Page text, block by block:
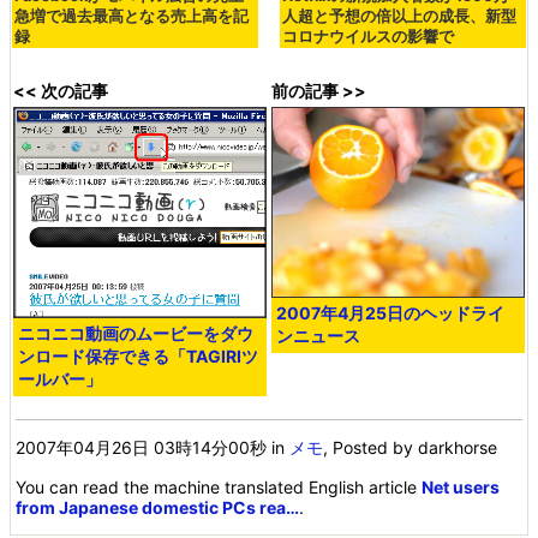
急増で過去最高となる売上高を記
録
人超と予想の倍以上の成長、新型
コロナウイルスの影響で
<< 次の記事
ニコニコ動画のムービーをダウ
ンロード保存できる「TAGIRIツ
ールバー」
前の記事 >>
2007年4月25日のヘッドライ
ンニュース
2007年04月26日 03時14分00秒 in メモ, Posted by darkhorse
You can read the machine translated English articleNet users
from Japanese domestic PCs rea….